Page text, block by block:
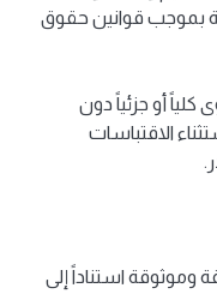
بموجب قوانين حقوق
كلياً أو جزئياً دون
الاقتباسات
استناداً إلى